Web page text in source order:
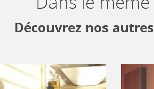
Découvrez nos